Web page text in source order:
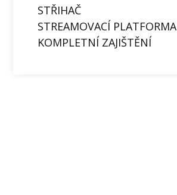
STŘIHAČ
STREAMOVACÍ PLATFORMA
KOMPLETNÍ ZAJIŠTĚNÍ